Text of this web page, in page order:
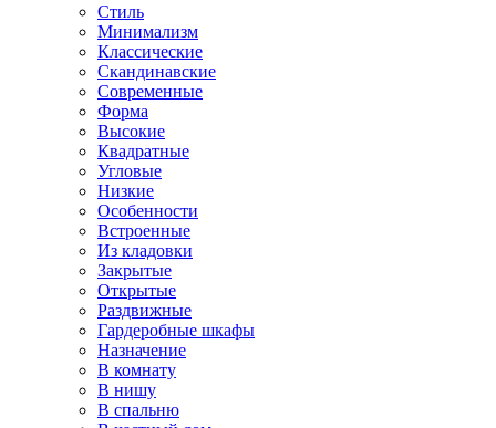
Стиль
Минимализм
Классические
Скандинавские
Современные
Форма
Высокие
Квадратные
Угловые
Низкие
Особенности
Встроенные
Из кладовки
Закрытые
Открытые
Раздвижные
Гардеробные шкафы
Назначение
В комнату
В нишу
В спальню